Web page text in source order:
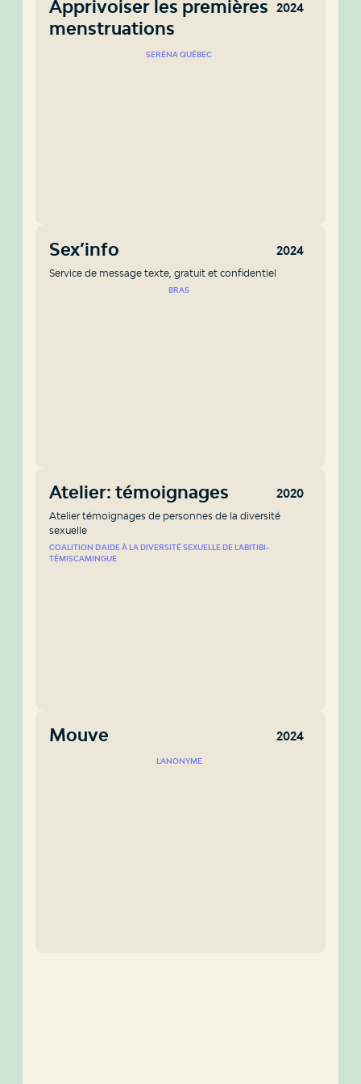
2024
Apprivoiser les premières
menstruations
SERÉNA QUÉBEC
2024
Sex’info
Service de message texte, gratuit et confidentiel
BRAS
2020
Atelier: témoignages
Atelier témoignages de personnes de la diversité
sexuelle
COALITION D'AIDE À LA DIVERSITÉ SEXUELLE DE L'ABITIBI-
TÉMISCAMINGUE
2024
Mouve
L'ANONYME